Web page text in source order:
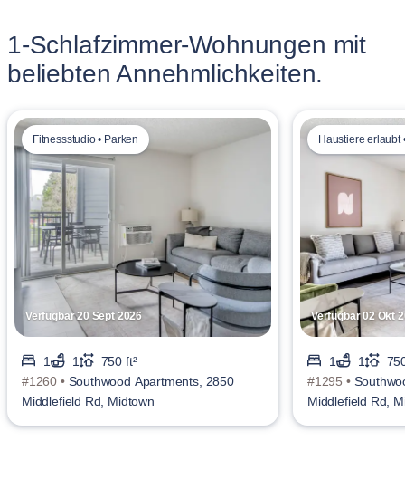
1-Schlafzimmer-Wohnungen mit
beliebten Annehmlichkeiten.
Verfügbar 20 Sept 2026
Fitnessstudio • Parken
1 1
750 ft²
#1260 • Southwood Apartments, 2850
Middlefield Rd, Midtown
Verfügbar 02 Okt
Haustiere erlaubt
1 1
#1295 •
Middlefield Rd,